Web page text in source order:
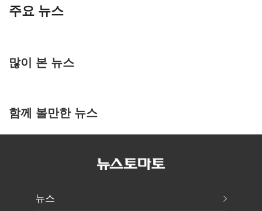
주요 뉴스
많이 본 뉴스
함께 볼만한 뉴스
뉴스